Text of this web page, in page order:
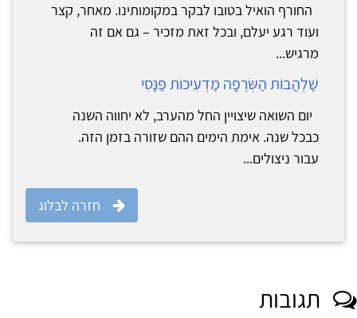
החורף הואיל בטובו לבקר במקומותינו. מאחר, קצר
ועוד רגע יעלם, ובכל זאת מזכיר – גם אם זה
מרגיש...
שַׁלְהֲבוֹת הַשְּׂרֵפָה מַדְעִיכוֹת פַּנָּסִי
יום השואה שיצויין החל מהערב, לא יחווה השנה
כבכל שנה. אימת הימים ההם שזורה בזמן הזה.
עבור ניצולים...
חזרה לבלוג
תגובות